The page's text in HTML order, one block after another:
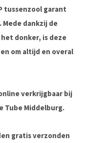
tussenzool garant
dankzij de
donker, is deze
om altijd en overal
verkrijgbaar bij
Tube Middelburg.
gratis verzonden